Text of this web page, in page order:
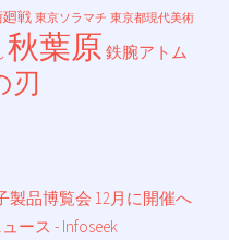
戦 東京ソラマチ 東京都現代美術
秋葉原 鉄腕アトム
刃
製品博覧会 12月に開催へ
ース - Infoseek